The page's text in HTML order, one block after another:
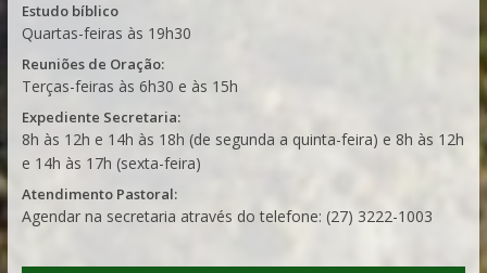
Estudo bíblico
Quartas-feiras às 19h30
Reuniões de Oração:
Terças-feiras às 6h30 e às 15h
Expediente Secretaria:
8h às 12h e 14h às 18h (de segunda a quinta-feira) e 8h às 12h
e 14h às 17h (sexta-feira)
Atendimento Pastoral:
Agendar na secretaria através do telefone: (27) 3222-1003